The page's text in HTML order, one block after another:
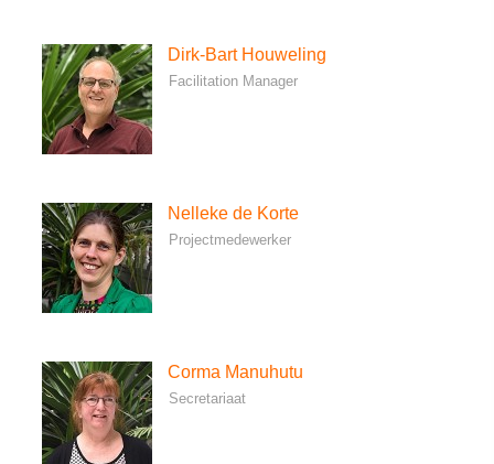
Dirk-Bart Houweling
Facilitation Manager
Nelleke de Korte
Projectmedewerker
Corma Manuhutu
Secretariaat